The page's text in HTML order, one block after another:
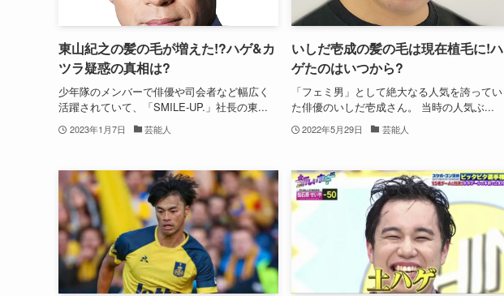
東山紀之の髪の毛が増えた!?ハゲ&カ
ツラ疑惑の真相は?
少年隊のメンバーで俳優や司会者など幅広く
活躍されていて、「SMILE-UP.」社長の東...
2023年1月7日 芸能人
いしだ壱成の髪の毛は現在植毛に!ハ
ゲたのはいつから?
「フェミ男」として絶大なる人気を誇ってい
た俳優のいしだ壱成さん。 当時の人気ぶ...
2022年5月29日 芸能人